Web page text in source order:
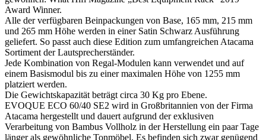
Award Winner.
Alle der verfügbaren Beinpackungen von Base, 165 mm, 215 mm
und 265 mm Höhe werden in einer Satin Schwarz Ausführung
geliefert. So passt auch diese Edition zum umfangreichen Atacama
Sortiment der Lautsprecherständer.
Jede Kombination von Regal-Modulen kann verwendet und auf
einem Basismodul bis zu einer maximalen Höhe von 1255 mm
platziert werden.
Die Gewichtskapazität beträgt circa 30 Kg pro Ebene.
EVOQUE ECO 60/40 SE2 wird in Großbritannien von der Firma
Atacama hergestellt und dauert aufgrund der exklusiven
Verarbeitung von Bambus Vollholz in der Herstellung ein paar Tage
länger als gewöhnliche Tonmöbel. Es befinden sich zwar genügend